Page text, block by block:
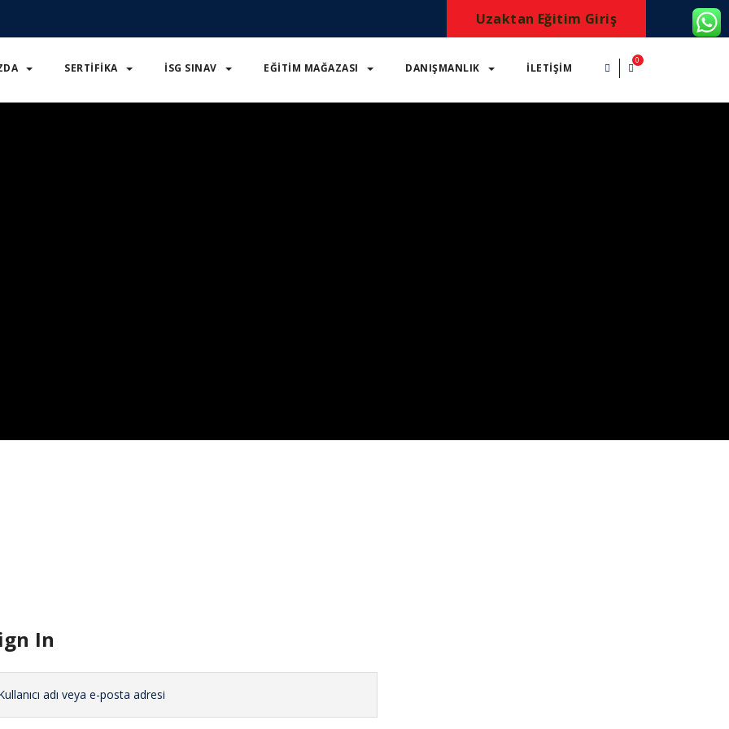
Uzaktan Eğitim Giriş
SERTIFIKA İSG SINAV EĞITIM MAĞAZASI DANIŞMANLIK İLETIŞIM
0
In